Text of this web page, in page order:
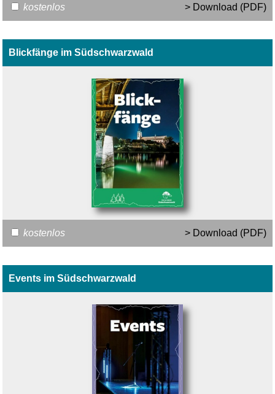
kostenlos > Download (PDF)
Blickfänge im Südschwarzwald
kostenlos > Download (PDF)
Events im Südschwarzwald